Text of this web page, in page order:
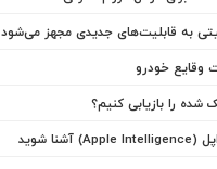
به قابلیت‌های جدیدی مجهز می‌شود
وقایع خودرو
را بازیابی کنیم؟